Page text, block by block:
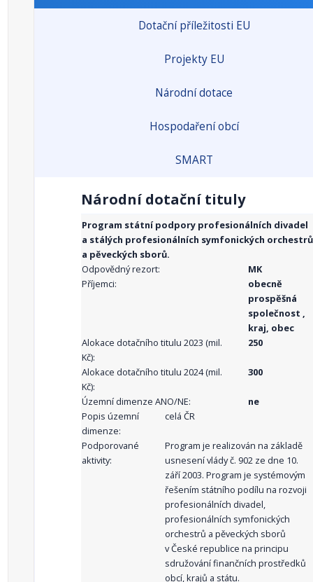
Dotační příležitosti EU
Projekty EU
Národní dotace
Hospodaření obcí
SMART
Národní dotační tituly
Program státní podpory profesionálních divadel
a stálých profesionálních symfonických orchestrů
a pěveckých sborů.
Odpovědný rezort:
MK
Příjemci:
obecně
prospěšná
společnost ,
kraj, obec
Alokace dotačního titulu 2023 (mil.
Kč):
250
Alokace dotačního titulu 2024 (mil.
Kč):
300
Územní dimenze ANO/NE:
ne
Popis územní
dimenze:
celá ČR
Podporované
aktivity:
Program je realizován na základě
usnesení vlády č. 902 ze dne 10.
září 2003. Program je systémovým
řešením státního podílu na rozvoji
profesionálních divadel,
profesionálních symfonických
orchestrů a pěveckých sborů
v České republice na principu
sdružování finančních prostředků
obcí, krajů a státu.